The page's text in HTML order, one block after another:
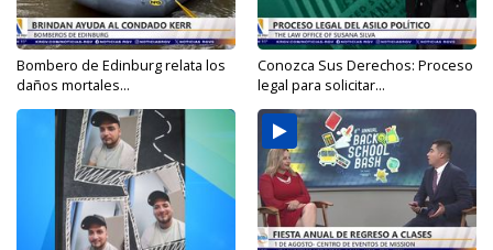
Bombero de Edinburg relata los
daños mortales...
Conozca Sus Derechos: Proceso
legal para solicitar...